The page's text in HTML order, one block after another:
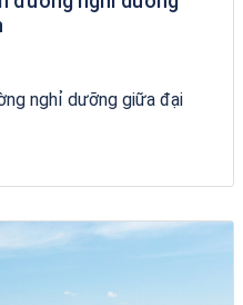
nghỉ dưỡng giữa đại